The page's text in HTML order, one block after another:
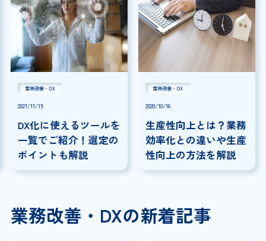
業務改善・DX
2021/11/15
DX化に使えるツールを
一覧でご紹介！選定の
ポイントも解説
業務改善・DX
2020/10/16
生産性向上とは？業務
効率化との違いや生産
性向上の方法を解説
業務改善・DXの新着記事